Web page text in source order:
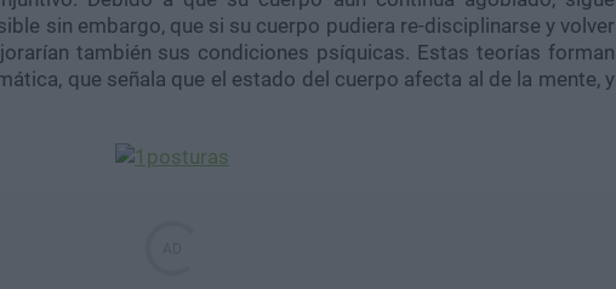
sin embargo, que si su cuerpo pudiera re-disciplinarse y volver
también sus condiciones psíquicas. Estas teorías forman
que señala que el estado del cuerpo afecta al de la mente, y